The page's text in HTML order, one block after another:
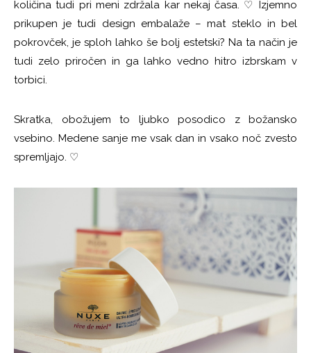
količina tudi pri meni zdržala kar nekaj časa. ♡
Izjemno
prikupen je tudi design embalaže – mat steklo in bel
pokrovček, je sploh lahko še bolj estetski? Na ta način je
tudi zelo priročen in ga lahko vedno hitro izbrskam v
torbici.
Skratka, obožujem to ljubko posodico z božansko
vsebino. Medene sanje me vsak dan in vsako noč zvesto
spremljajo. ♡